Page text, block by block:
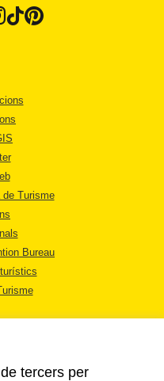
de Turisme
Bureau
tercers per